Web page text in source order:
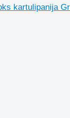
kartulipanija